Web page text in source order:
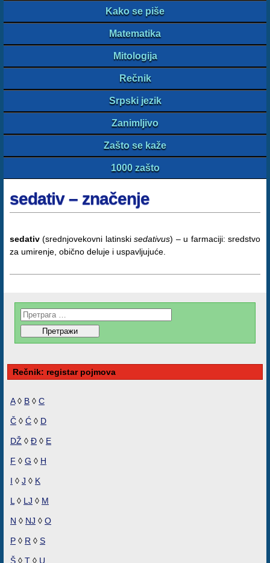
Kako se piše
Matematika
Mitologija
Rečnik
Srpski jezik
Zanimljivo
Zašto se kaže
1000 zašto
sedativ – značenje
sedativ (srednjovekovni latinskisedativus) – u farmaciji: sredstvo
za umirenje, obično deluje i uspavljujuće.
Rečnik: registar pojmova
A◊ B ◊ C
Č ◊ Ć ◊ D
DŽ ◊ Đ ◊ E
F ◊ G ◊ H
I ◊ J ◊ K
L ◊ LJ ◊ M
N ◊ NJ ◊ O
P ◊ R ◊ S
Š ◊ T ◊ U